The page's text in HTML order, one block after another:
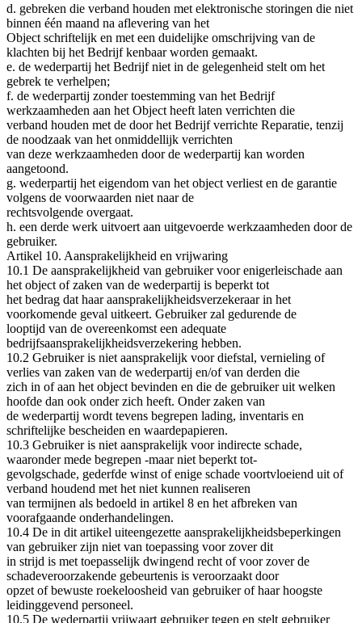
d. gebreken die verband houden met elektronische storingen die niet
binnen één maand na aflevering van het
Object schriftelijk en met een duidelijke omschrijving van de
klachten bij het Bedrijf kenbaar worden gemaakt.
e. de wederpartij het Bedrijf niet in de gelegenheid stelt om het
gebrek te verhelpen;
f. de wederpartij zonder toestemming van het Bedrijf
werkzaamheden aan het Object heeft laten verrichten die
verband houden met de door het Bedrijf verrichte Reparatie, tenzij
de noodzaak van het onmiddellijk verrichten
van deze werkzaamheden door de wederpartij kan worden
aangetoond.
g. wederpartij het eigendom van het object verliest en de garantie
volgens de voorwaarden niet naar de
rechtsvolgende overgaat.
h. een derde werk uitvoert aan uitgevoerde werkzaamheden door de
gebruiker.
Artikel 10. Aansprakelijkheid en vrijwaring
10.1 De aansprakelijkheid van gebruiker voor enigerleischade aan
het object of zaken van de wederpartij is beperkt tot
het bedrag dat haar aansprakelijkheidsverzekeraar in het
voorkomende geval uitkeert. Gebruiker zal gedurende de
looptijd van de overeenkomst een adequate
bedrijfsaansprakelijkheidsverzekering hebben.
10.2 Gebruiker is niet aansprakelijk voor diefstal, vernieling of
verlies van zaken van de wederpartij en/of van derden die
zich in of aan het object bevinden en die de gebruiker uit welken
hoofde dan ook onder zich heeft. Onder zaken van
de wederpartij wordt tevens begrepen lading, inventaris en
schriftelijke bescheiden en waardepapieren.
10.3 Gebruiker is niet aansprakelijk voor indirecte schade,
waaronder mede begrepen ‐maar niet beperkt tot‐
gevolgschade, gederfde winst of enige schade voortvloeiend uit of
verband houdend met het niet kunnen realiseren
van termijnen als bedoeld in artikel 8 en het afbreken van
voorafgaande onderhandelingen.
10.4 De in dit artikel uiteengezette aansprakelijkheidsbeperkingen
van gebruiker zijn niet van toepassing voor zover dit
in strijd is met toepasselijk dwingend recht of voor zover de
schadeveroorzakende gebeurtenis is veroorzaakt door
opzet of bewuste roekeloosheid van gebruiker of haar hoogste
leidinggevend personeel.
10.5 De wederpartij vrijwaart gebruiker tegen en stelt gebruiker